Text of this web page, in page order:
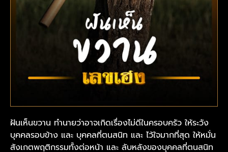
ฝันเห็นขวาน ทำนายว่าอาจเกิดเรื่องไม่ดีในครอบครัว ให้ระวัง
บุคคลรอบข้าง และ บุคคลที่ตนสนิท และ ไว้ใจมากที่สุด ให้หมั่น
สังเกตพฤติกรรมทั้งต่อหน้า และ ลับหลังของบุคคลที่ตนสนิท